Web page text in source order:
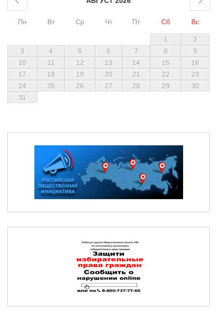
Пн Вт Ср Чт Пт Сб Вс
1
2
3
4 5 6 7 8
9
10
11 12 13 14 15
16
17
18 19 20 21 22
23
24
25 26 27 28 29
30
31